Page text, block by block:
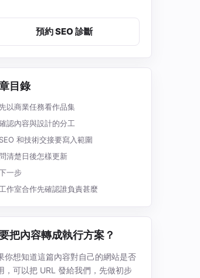
預約 SEO 診斷
目錄
以商業任務看作品集
認內容與設計的分工
SEO 和技術交接要寫入範圍
問清楚日後怎樣更新
一步
工作室合作先確認誰負責甚麼
把內容轉成執行方案？
你想知道這篇內容對自己的網站是否
，可以把 URL 發給我們，先做初步